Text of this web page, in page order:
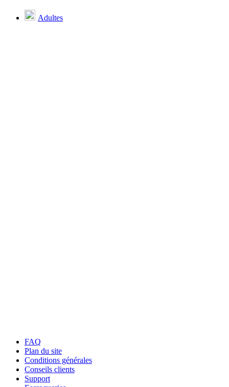
Adultes
FAQ
Plan du site
Conditions générales
Conseils clients
Support